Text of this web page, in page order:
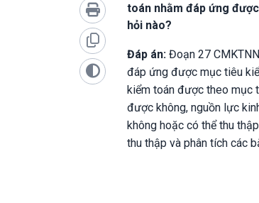
toán nhằm đáp ứng
hỏi nào?
Đáp án: Đoạn 27
đáp ứng được mục tiêu
kiểm toán được theo mục
được không, nguồn lực
không hoặc có thể thu
thu thập và phân tích các